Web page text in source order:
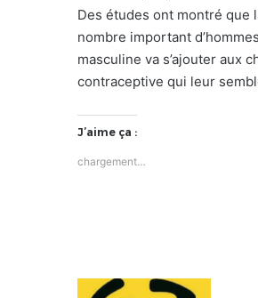
Des études ont montré que
nombre important
masculine va s’ajouter aux
contraceptive qui leur
J’aime ça :
chargement…